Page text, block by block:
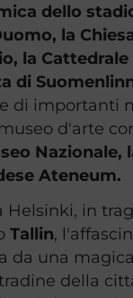
dello
la
la Cattedrale
di
e di importanti
d'arte
Nazionale,
Ateneum.
Helsinki, in
Tallin,
da una
della